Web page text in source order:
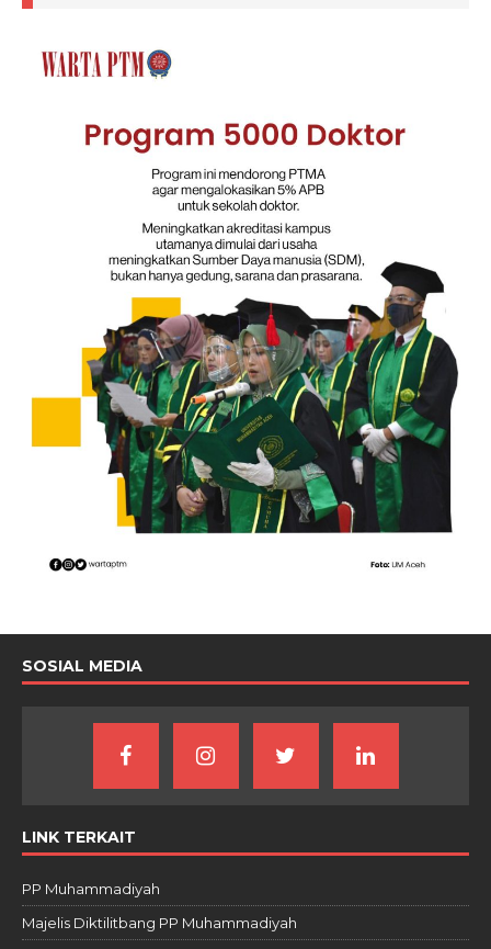
SOSIAL MEDIA
LINK TERKAIT
PP Muhammadiyah
Majelis Diktilitbang PP Muhammadiyah